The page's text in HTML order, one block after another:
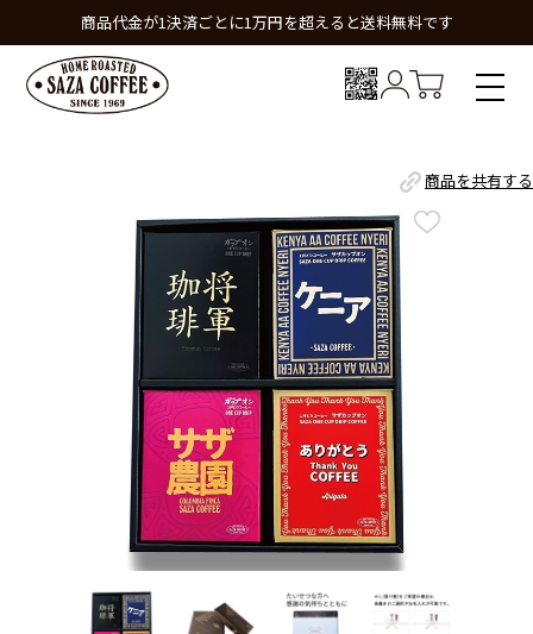
商品代金が1決済ごとに1万円を超えると送料無料です
商品を共有する